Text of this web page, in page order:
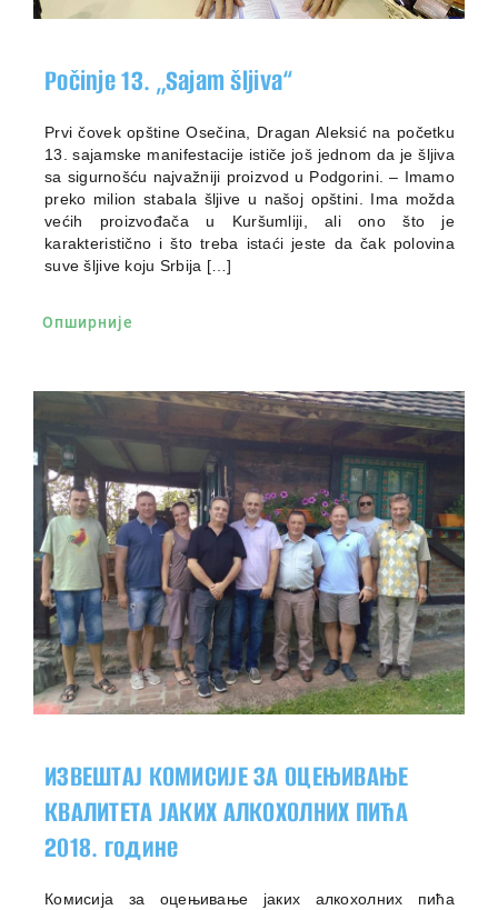
Počinje 13. „Sajam šljiva“
Prvi čovek opštine Osečina, Dragan Aleksić na početku
13. sajamske manifestacije ističe još jednom da je šljiva
sa sigurnošću najvažniji proizvod u Podgorini. – Imamo
preko milion stabala šljive u našoj opštini. Ima možda
većih proizvođača u Kuršumliji, ali ono što je
karakteristično i što treba istaći jeste da čak polovina
suve šljive koju Srbija […]
Опширније
ИЗВЕШТАЈ КОМИСИЈЕ ЗА ОЦЕЊИВАЊЕ
КВАЛИТЕТА ЈАКИХ АЛКОХОЛНИХ ПИЋА
2018. године
Комисија за оцењивање јаких алкохолних пића